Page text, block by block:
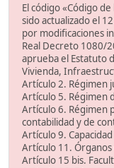
El código «Código
sido actualizado el
por modificaciones
Real Decreto 1080/
aprueba el Estatuto
Vivienda,
Artículo 2. Régimen
Artículo 5. Régimen
Artículo 6. Régimen
contabilidad y de
Artículo 9.
Artículo 11.
Artículo 15 bis.